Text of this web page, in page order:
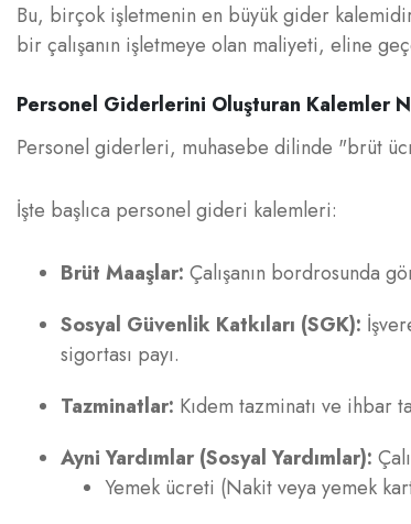
Bu, birçok işletmenin en büyük gider
bir çalışanın işletmeye olan maliyeti, eline
Personel Giderlerini Oluşturan Kalemler
Personel giderleri, muhasebe dilinde "brüt
İşte başlıca personel gideri kalemleri:
Brüt Maaşlar: Çalışanın bordrosunda
Sosyal Güvenlik Katkıları (SGK):
sigortası payı.
Tazminatlar: Kıdem tazminatı ve ihbar
Ayni Yardımlar (Sosyal Yardımlar):
Yemek ücreti (Nakit veya yemek